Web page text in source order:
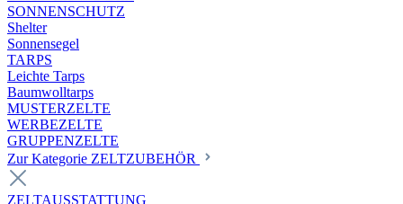
SONNENSCHUTZ
Shelter
Sonnensegel
TARPS
Leichte Tarps
Baumwolltarps
MUSTERZELTE
WERBEZELTE
GRUPPENZELTE
Zur Kategorie ZELTZUBEHÖR
ZELTAUSSTATTUNG